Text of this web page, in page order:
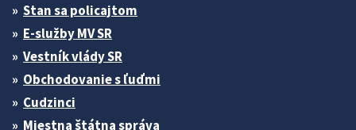
Stan sa policajtom
E-služby MV SR
Vestník vlády SR
Obchodovanie s ľuďmi
Cudzinci
Miestna štátna správa